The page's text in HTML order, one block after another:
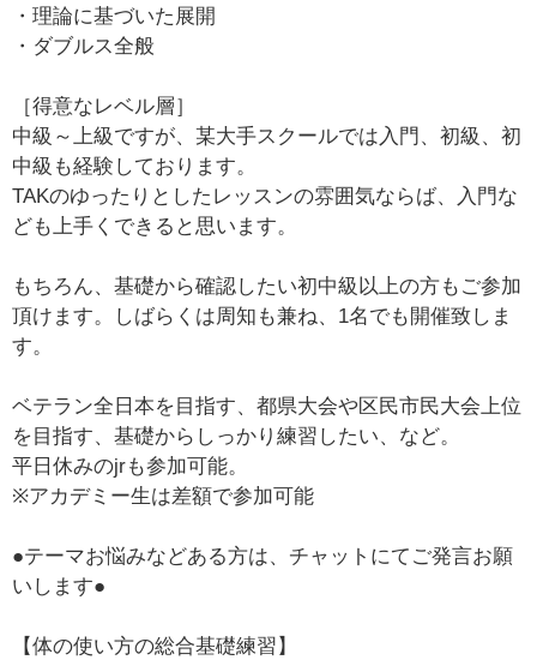
・理論に基づいた展開
・ダブルス全般
［得意なレベル層］
中級～上級ですが、某大手スクールでは入門、初級、初
中級も経験しております。
TAKのゆったりとしたレッスンの雰囲気ならば、入門な
ども上手くできると思います。
もちろん、基礎から確認したい初中級以上の方もご参加
頂けます。しばらくは周知も兼ね、1名でも開催致しま
す。
ベテラン全日本を目指す、都県大会や区民市民大会上位
を目指す、基礎からしっかり練習したい、など。
平日休みのjrも参加可能。
※アカデミー生は差額で参加可能
●テーマお悩みなどある方は、チャットにてご発言お願
いします●
【体の使い方の総合基礎練習】